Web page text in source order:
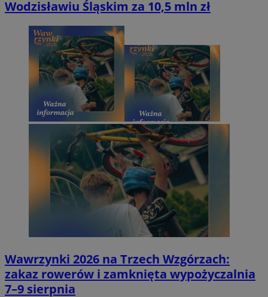
Wodzisławiu Śląskim za 10,5 mln zł
Wawrzynki 2026 na Trzech Wzgórzach:
zakaz rowerów i zamknięta wypożyczalnia
7–9 sierpnia